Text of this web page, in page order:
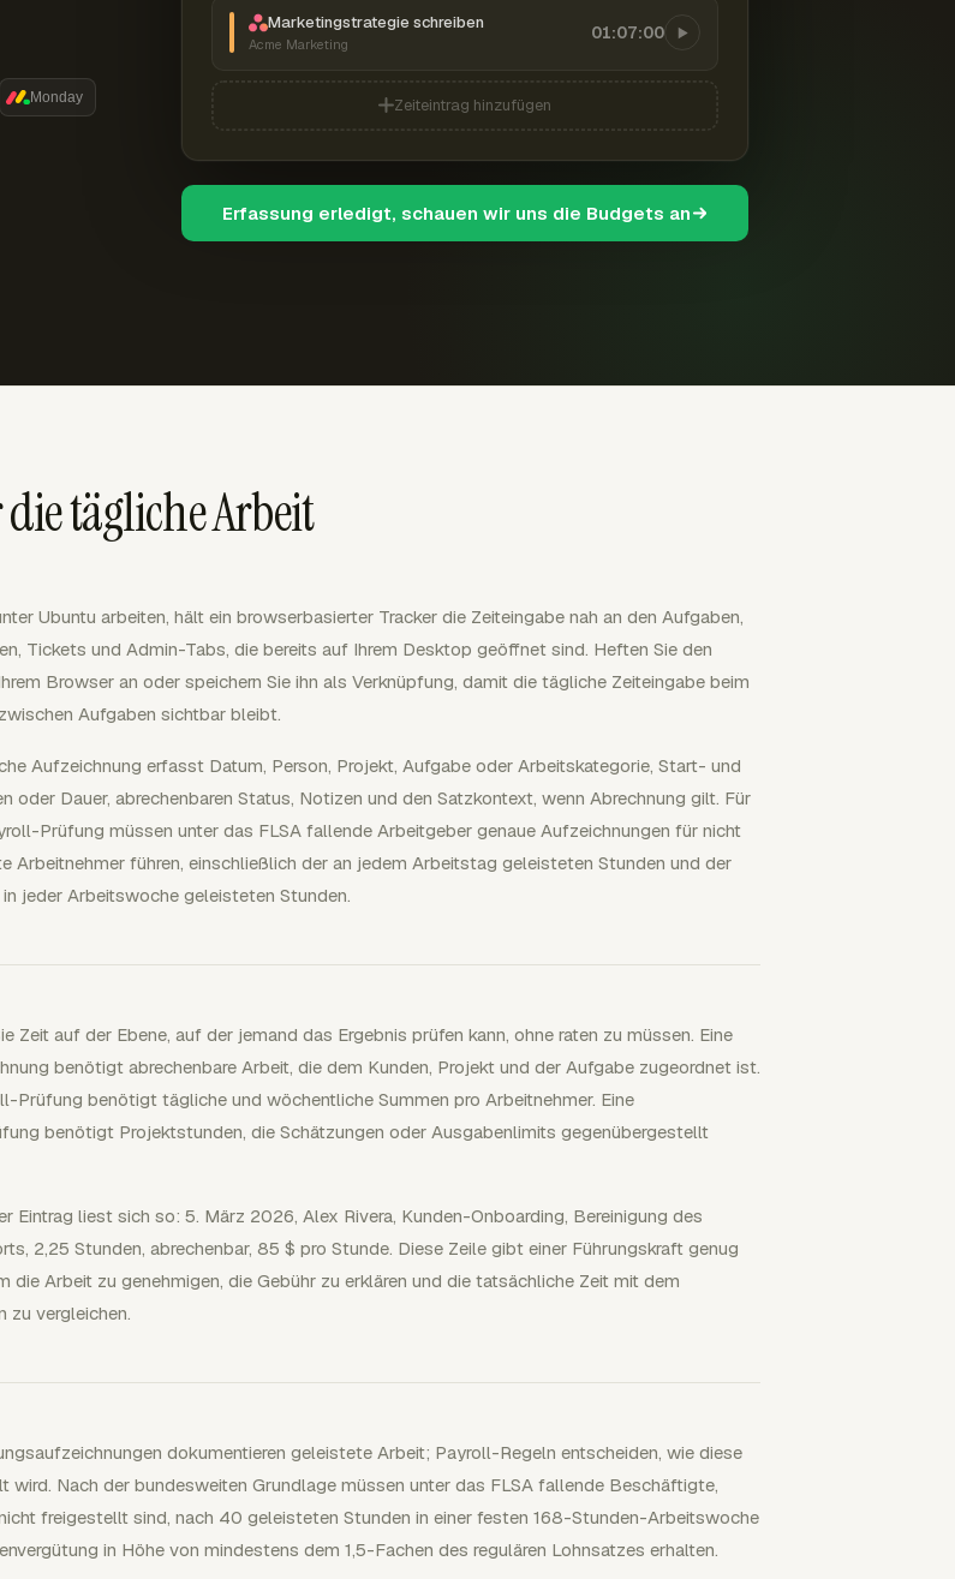
Monday
Marketingstrategie schreiben
Acme Marketing
01:07:00
Zeiteintrag hinzufügen
Erfassung erledigt, schauen wir uns die Budgets an
tägliche Arbeit
Ubuntu arbeiten, hält ein browserbasierter Tracker die Zeiteingabe nah an den Aufgaben,
Tickets und Admin-Tabs, die bereits auf Ihrem Desktop geöffnet sind. Heften Sie den
Browser an oder speichern Sie ihn als Verknüpfung, damit die tägliche Zeiteingabe beim
Aufgaben sichtbar bleibt.
Aufzeichnung erfasst Datum, Person, Projekt, Aufgabe oder Arbeitskategorie, Start- und
oder Dauer, abrechenbaren Status, Notizen und den Satzkontext, wenn Abrechnung gilt. Für
Prüfung müssen unter das FLSA fallende Arbeitgeber genaue Aufzeichnungen für nicht
Arbeitnehmer führen, einschließlich der an jedem Arbeitstag geleisteten Stunden und der
jeder Arbeitswoche geleisteten Stunden.
Zeit auf der Ebene, auf der jemand das Ergebnis prüfen kann, ohne raten zu müssen. Eine
benötigt abrechenbare Arbeit, die dem Kunden, Projekt und der Aufgabe zugeordnet ist.
Prüfung benötigt tägliche und wöchentliche Summen pro Arbeitnehmer. Eine
benötigt Projektstunden, die Schätzungen oder Ausgabenlimits gegenübergestellt
Eintrag liest sich so: 5. März 2026, Alex Rivera, Kunden-Onboarding, Bereinigung des
2,25 Stunden, abrechenbar, 85 $ pro Stunde. Diese Zeile gibt einer Führungskraft genug
die Arbeit zu genehmigen, die Gebühr zu erklären und die tatsächliche Zeit mit dem
zu vergleichen.
dokumentieren geleistete Arbeit; Payroll-Regeln entscheiden, wie diese
wird. Nach der bundesweiten Grundlage müssen unter das FLSA fallende Beschäftigte,
freigestellt sind, nach 40 geleisteten Stunden in einer festen 168-Stunden-Arbeitswoche
in Höhe von mindestens dem 1,5-Fachen des regulären Lohnsatzes erhalten.